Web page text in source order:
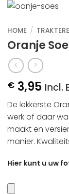
HOME /
Oranje
€ 3,95 Incl.
De lekkerste
werk of daar
maakt en
manier.
Hier kunt u uw